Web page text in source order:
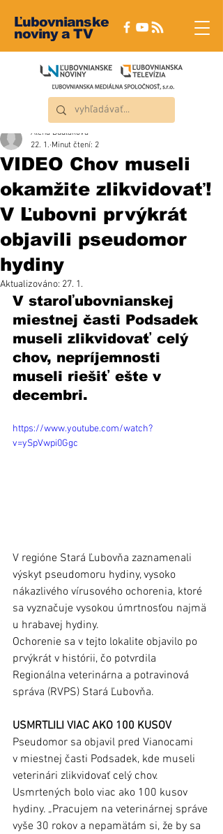
Ľubovnianske
noviny a TV
VIDEO Chov museli
okamžite zlikvidovať!
V Ľubovni prvýkrát
objavili pseudomor
hydiny
Alena Dudláková
22. 1. Minut čtení: 2
Aktualizováno: 27. 1.
V staroľubovnianskej
miestnej časti Podsadek
museli zlikvidovať celý
chov, nepríjemnosti
museli riešiť ešte v
decembri.
https://www.youtube.com/watch?
v=ySpVwpi0Ggc
V regióne Stará Ľubovňa zaznamenali
výskyt pseudomoru hydiny, vysoko
nákazlivého vírusového ochorenia, ktoré
sa vyznačuje vysokou úmrtnosťou najmä
u hrabavej hydiny.
Ochorenie sa v tejto lokalite objavilo po
prvýkrát v histórii, čo potvrdila
Regionálna veterinárna a potravinová
správa (RVPS) Stará Ľubovňa.
USMRTLILI VIAC AKO 100 KUSOV
Pseudomor sa objavil pred Vianocami
v miestnej časti Podsadek, kde museli
veterinári zlikvidovať celý chov.
Usmrtených bolo viac ako 100 kusov
hydiny. „Pracujem na veterinárnej správe
vyše 30 rokov a nepamätám si, že by sa